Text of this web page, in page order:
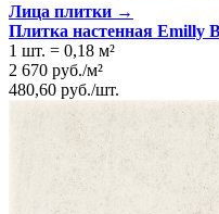
Лица плитки →
Плитка настенная Emilly
1 шт. = 0,18 м²
2 670 руб./м²
480,60 руб./шт.